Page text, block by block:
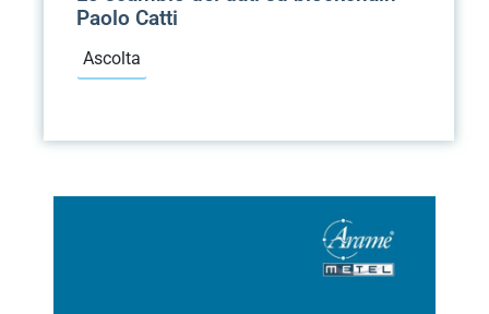
Paolo Catti
Ascolta